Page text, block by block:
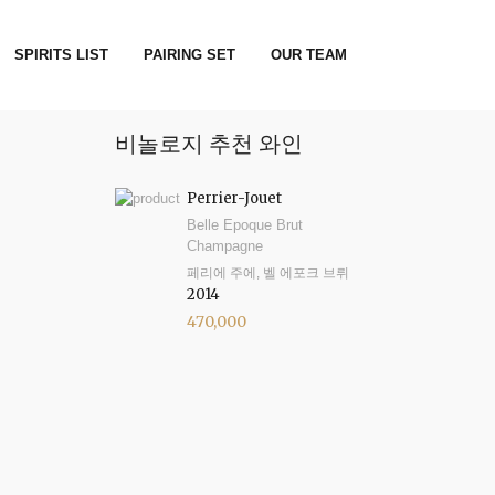
SPIRITS LIST PAIRING SET OUR TEAM
비놀로지 추천 와인
Perrier-Jouet
Belle Epoque Brut
Champagne
페리에 주에, 벨 에포크 브뤼
2014
470,000